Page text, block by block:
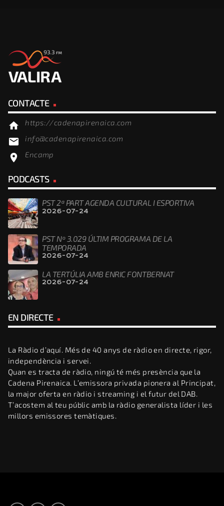
CONTACTE
home https://cadenapirenaica.com
email info@cadenapirenaica.com
location_on Encamp
PODCASTS
PST 2ª PART AGENDA CULTURAL I ESPORTIVA
2026-07-24
PST Nº 3.029 ÚLTIM PROGRAMA DE LA
TEMPORADA
2026-07-24
LA TERTÚLIA AMB ENRIC FONTBERNAT
2026-07-24
EN DIRECTE
La Ràdio d’aquí. Més de 40 anys de ràdio en directe, rigor,
independència i servei.
Quan es tracta de ràdio, ningú té més presència que la
Cadena Pirenaica. L’emissora privada pionera al Principat,
la major oferta en ràdio i streaming i el futur del DAB.
T’acostem al teu públic amb la ràdio generalista líder i les
millors emissores temàtiques.